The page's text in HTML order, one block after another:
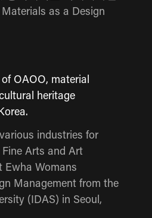
as a Design
OAOO, material
heritage
industries for
Arts and Art
Ewha Womans
Management from the
(IDAS) in Seoul,